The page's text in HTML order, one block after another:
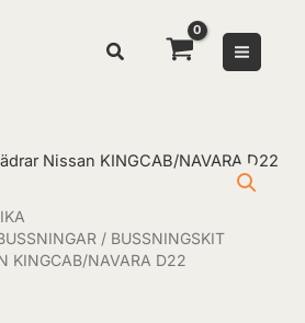
/ BUSSNINGSKIT
KINGCAB/NAVARA D22